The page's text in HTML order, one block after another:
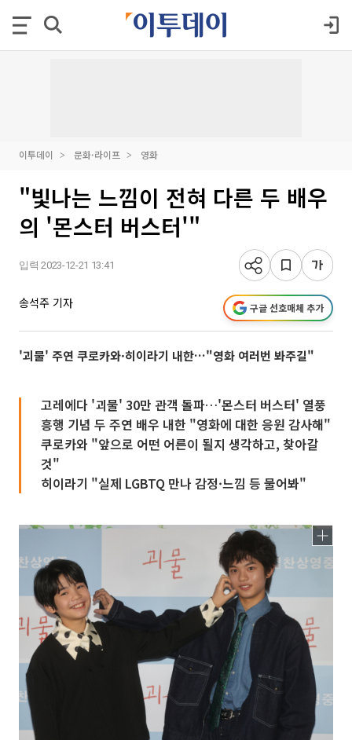
이투데이 문화·라이프 영화
"빛나는 느낌이 전혀 다른 두 배우
의 '몬스터 버스터'"
입력 2023-12-21 13:41
송석주 기자 구글 선호매체 추가
'괴물' 주연 쿠로카와·히이라기 내한…"영화 여러번 봐주길"
고레에다 '괴물' 30만 관객 돌파…'몬스터 버스터' 열풍
흥행 기념 두 주연 배우 내한 "영화에 대한 응원 감사해"
쿠로카와 "앞으로 어떤 어른이 될지 생각하고, 찾아갈
것"
히이라기 "실제 LGBTQ 만나 감정·느낌 등 물어봐"